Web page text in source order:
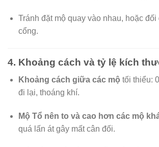
Tránh đặt mộ quay vào nhau, hoặc
cổng.
4. Khoảng cách và tỷ lệ kích
Khoảng cách giữa các mộ tối thiểu:
đi lại, thoáng khí.
Mộ Tổ nên to và cao hơn các mộ
quá lấn át gây mất cân đối.